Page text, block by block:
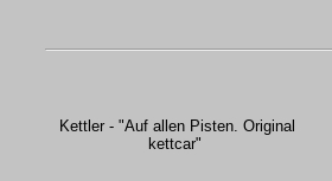
Kettler - "Auf allen Pisten. Original
kettcar"